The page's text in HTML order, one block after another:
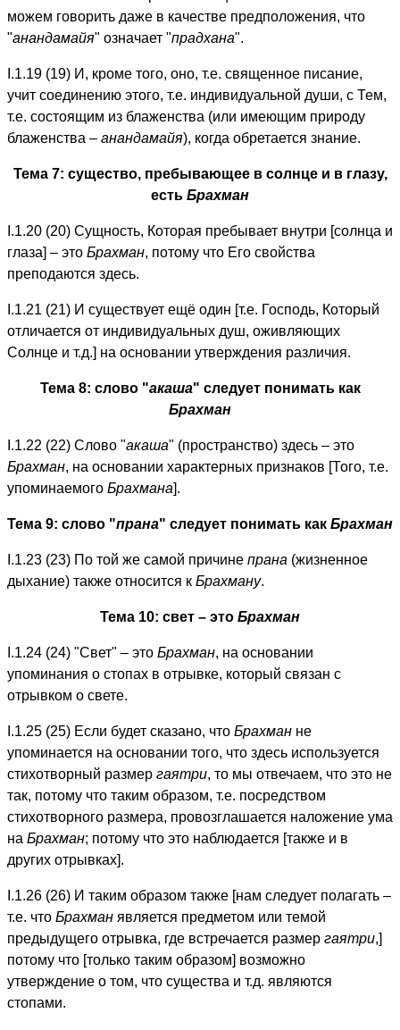
можем говорить даже в качестве предположения, что
"анандамайя" означает "прадхана".
I.1.19 (19) И, кроме того, оно, т.e. священное писание,
учит соединению этого, т.е. индивидуальной души, с Тем,
т.е. состоящим из блаженства (или имеющим природу
блаженства – анандамайя), когда обретается знание.
Тема 7: существо, пребывающее в солнце и в глазу,
есть Брахман
I.1.20 (20) Сущность, Которая пребывает внутри [солнца и
глаза] – это Брахман, потому что Его свойства
преподаются здесь.
I.1.21 (21) И существует ещё один [т.е. Господь, Который
отличается от индивидуальных душ, оживляющих
Солнце и т.д.] на основании утверждения различия.
Тема 8: слово "акаша" следует понимать как
Брахман
I.1.22 (22) Слово "акаша" (пространство) здесь – это
Брахман, на основании характерных признаков [Того, т.е.
упоминаемого Брахмана].
Тема 9: слово "прана" следует понимать как Брахман
I.1.23 (23) По той же самой причине прана (жизненное
дыхание) также относится к Брахману.
Тема 10: свет – это Брахман
I.1.24 (24) "Свет" – это Брахман, на основании
упоминания о стопах в отрывке, который связан с
отрывком о свете.
I.1.25 (25) Если будет сказано, что Брахман не
упоминается на основании того, что здесь используется
стихотворный размер гаятри, то мы отвечаем, что это не
так, потому что таким образом, т.е. посредством
стихотворного размера, провозглашается наложение ума
на Брахман; потому что это наблюдается [также и в
других отрывках].
I.1.26 (26) И таким образом также [нам следует полагать –
т.е. что Брахман является предметом или темой
предыдущего отрывка, где встречается размер гаятри,]
потому что [только таким образом] возможно
утверждение о том, что существа и т.д. являются
стопами.